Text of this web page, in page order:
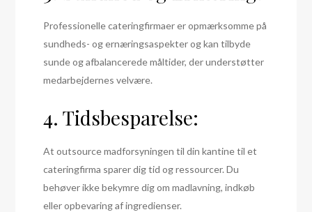
Professionelle cateringfirmaer er opmærksomme på
sundheds- og ernæringsaspekter og kan tilbyde
sunde og afbalancerede måltider, der understøtter
medarbejdernes velvære.
4. Tidsbesparelse:
At outsource madforsyningen til din kantine til et
cateringfirma sparer dig tid og ressourcer. Du
behøver ikke bekymre dig om madlavning, indkøb
eller opbevaring af ingredienser.